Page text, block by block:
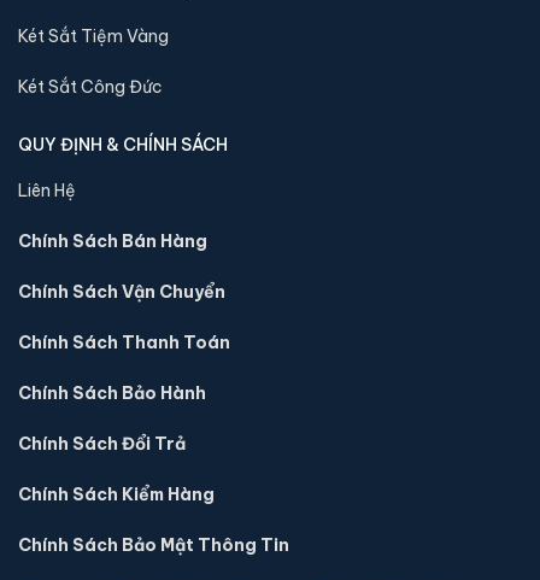
📐 Kích thước:45 x 40 x 32 cm
🔒 Khoá:
🛡️ Bảo hành:36 tháng
Két Sắt Tiệm Vàng
Két Sắt Công Đức
QUY ĐỊNH & CHÍNH SÁCH
Liên Hệ
Chính Sách Bán Hàng
Chính Sách Vận Chuyển
Chính Sách Thanh Toán
Chính Sách Bảo Hành
Chính Sách Đổi Trả
Chính Sách Kiểm Hàng
Chính Sách Bảo Mật Thông Tin